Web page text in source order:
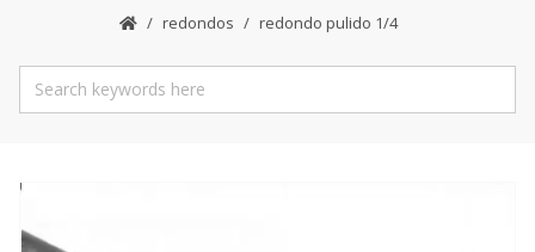
redondos redondo pulido 1/4